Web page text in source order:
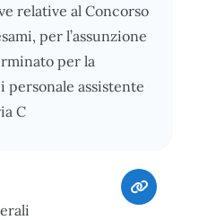
relative al Concorso
per l’assunzione
per la
assistente
C